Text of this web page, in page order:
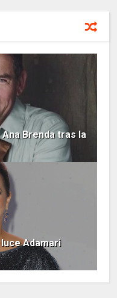
Brenda tras la
Adamari